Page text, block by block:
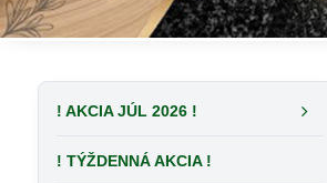
! AKCIA JÚL 2026 !
! TÝŽDENNÁ AKCIA !